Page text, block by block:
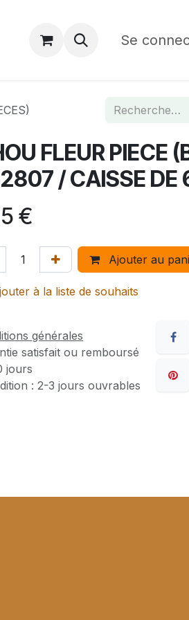
nous Se
FLEUR PIECE
/ CAISSE DE
€
Ajouter au
à la liste de souhaits
générales
satisfait ou remboursé
jours
: 2-3 jours ouvrables